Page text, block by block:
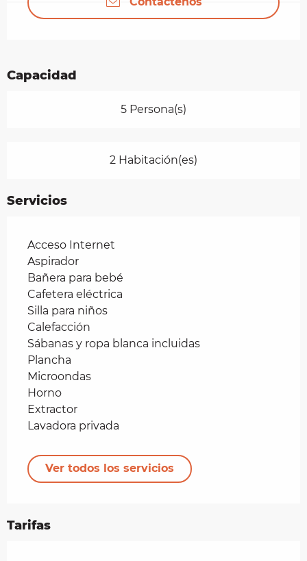
Capacidad
5 Persona(s)
2 Habitación(es)
Servicios
Acceso Internet
Aspirador
Bañera para bebé
Cafetera eléctrica
Silla para niños
Calefacción
Sábanas y ropa blanca incluidas
Plancha
Microondas
Horno
Extractor
Lavadora privada
Ver todos los servicios
Tarifas